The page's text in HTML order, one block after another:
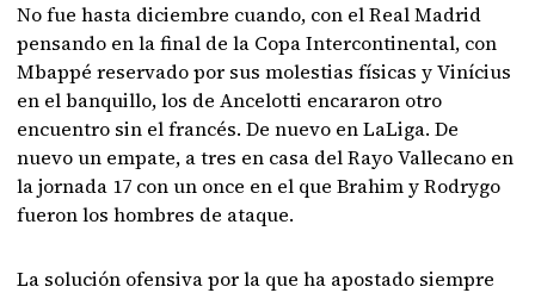
No fue hasta diciembre cuando, con el Real Madrid
pensando en la final de la Copa Intercontinental, con
Mbappé reservado por sus molestias físicas y Vinícius
en el banquillo, los de Ancelotti encararon otro
encuentro sin el francés. De nuevo en LaLiga. De
nuevo un empate, a tres en casa del Rayo Vallecano en
la jornada 17 con un once en el que Brahim y Rodrygo
fueron los hombres de ataque.
La solución ofensiva por la que ha apostado siempre